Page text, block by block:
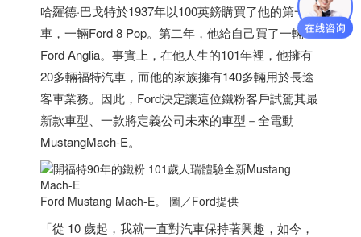
哈羅德·巴戈特於1937年以100英鎊購買了他的第一輛
車，一輛Ford 8 Pop。第二年，他給自己買了一輛
Ford Anglia。事實上，在他人生的101年裡，他擁有
20多輛福特汽車，而他的家族擁有140多輛用於長途
客車業務。因此，Ford決定讓這位鐵粉客戶試駕其最
新款車型、一款將定義公司未來的車型－全電動
MustangMach-E。
Ford Mustang Mach-E。 圖／Ford提供
「從 10 歲起，我就一直對汽車保持著興趣，如今，